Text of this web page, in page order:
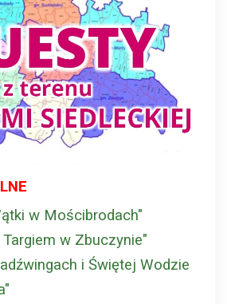
w Mościbrodach"
w Zbuczynie"
i Świętej Wodzie